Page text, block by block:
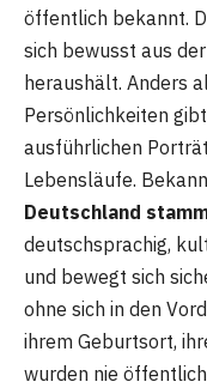
öffentlich bekannt.
sich bewusst aus
heraushält. Anders
Persönlichkeiten
ausführlichen
Lebensläufe.
Deutschland
deutschsprachig,
und bewegt sich
ohne sich in den
ihrem Geburtsort,
wurden nie